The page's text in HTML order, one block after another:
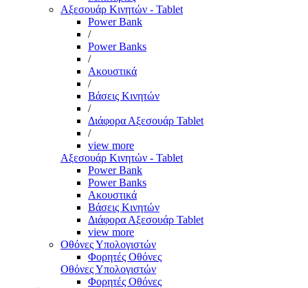
Αξεσουάρ Κινητών - Tablet
Power Bank
/
Power Banks
/
Ακουστικά
/
Βάσεις Κινητών
/
Διάφορα Αξεσουάρ Tablet
/
view more
Αξεσουάρ Κινητών - Tablet
Power Bank
Power Banks
Ακουστικά
Βάσεις Κινητών
Διάφορα Αξεσουάρ Tablet
view more
Οθόνες Υπολογιστών
Φορητές Οθόνες
Οθόνες Υπολογιστών
Φορητές Οθόνες